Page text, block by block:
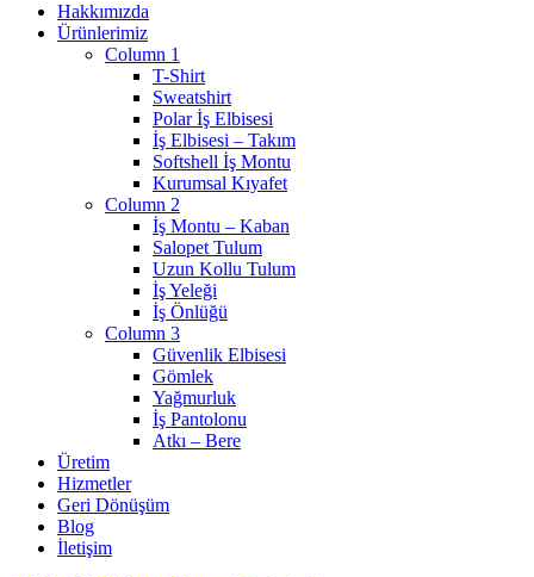
Hakkımızda
Ürünlerimiz
Column 1
T-Shirt
Sweatshirt
Polar İş Elbisesi
İş Elbisesi – Takım
Softshell İş Montu
Kurumsal Kıyafet
Column 2
İş Montu – Kaban
Salopet Tulum
Uzun Kollu Tulum
İş Yeleği
İş Önlüğü
Column 3
Güvenlik Elbisesi
Gömlek
Yağmurluk
İş Pantolonu
Atkı – Bere
Üretim
Hizmetler
Geri Dönüşüm
Blog
İletişim